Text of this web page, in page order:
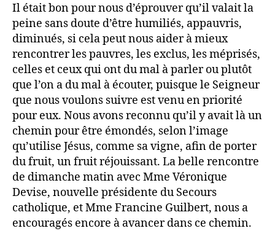
Il était bon pour nous d’éprouver qu’il valait la
peine sans doute d’être humiliés, appauvris,
diminués, si cela peut nous aider à mieux
rencontrer les pauvres, les exclus, les méprisés,
celles et ceux qui ont du mal à parler ou plutôt
que l’on a du mal à écouter, puisque le Seigneur
que nous voulons suivre est venu en priorité
pour eux. Nous avons reconnu qu’il y avait là un
chemin pour être émondés, selon l’image
qu’utilise Jésus, comme sa vigne, afin de porter
du fruit, un fruit réjouissant. La belle rencontre
de dimanche matin avec Mme Véronique
Devise, nouvelle présidente du Secours
catholique, et Mme Francine Guilbert, nous a
encouragés encore à avancer dans ce chemin.